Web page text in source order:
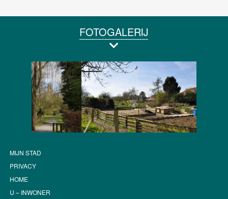
FOTOGALERIJ
MIJN STAD
PRIVACY
HOME
U – INWONER